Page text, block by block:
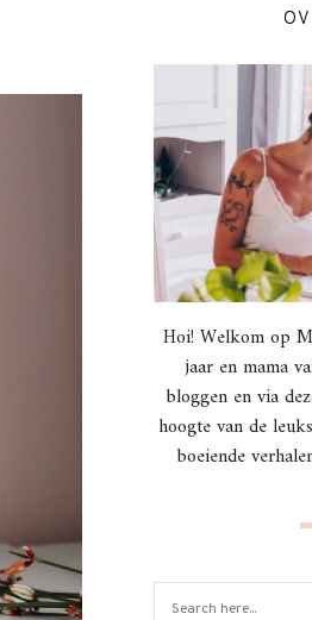
Hoi! Welkom op
jaar en mama
bloggen en via
hoogte van de
boeiende